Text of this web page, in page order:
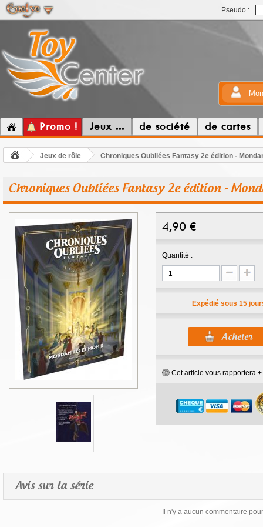
Pseudo :
Promo ! Jeux ... de société de cartes
Jeux de rôle Chroniques Oubliées Fantasy 2e édition -
Chroniques Oubliées Fantasy 2e édition -
4,90 €
Quantité :
Expédié sous 15
Cet article vous rapportera +
Avis sur la série
Il n'y a aucun commentaire